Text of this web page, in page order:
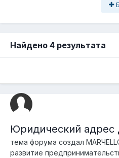
Найдено 4 результата
Юридический адрес
тема форума создал
развитие